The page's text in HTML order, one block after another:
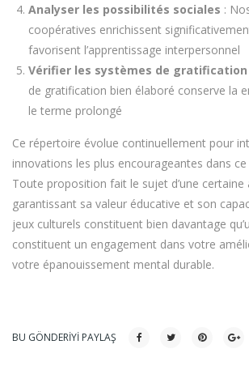
Analyser les possibilités sociales :
coopératives enrichissent
favorisent l’apprentissage interpersonnel
Vérifier les systèmes de gratification
de gratification bien élaboré conserve la
le terme prolongé
Ce répertoire évolue continuellement pour
innovations les plus encourageantes dans
Toute proposition fait le sujet d’une certaine
garantissant sa valeur éducative et son
jeux culturels constituent bien davantage
constituent un engagement dans votre
votre épanouissement mental durable.
BU GÖNDERIYI PAYLAŞ